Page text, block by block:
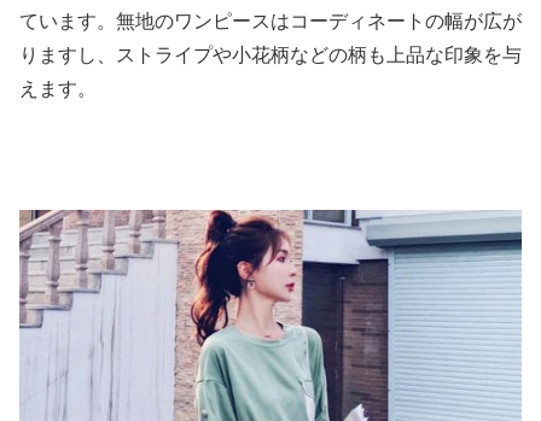
ています。無地のワンピースはコーディネートの幅が広が
りますし、ストライプや小花柄などの柄も上品な印象を与
えます。